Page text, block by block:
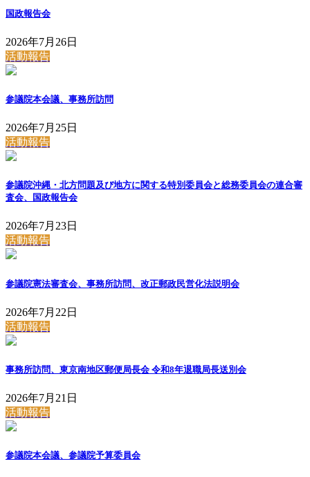
国政報告会
2026年7月26日
活動報告
参議院本会議、事務所訪問
2026年7月25日
活動報告
参議院沖縄・北方問題及び地方に関する特別委員会と総務委員会の連合審
査会、国政報告会
2026年7月23日
活動報告
参議院憲法審査会、事務所訪問、改正郵政民営化法説明会
2026年7月22日
活動報告
事務所訪問、東京南地区郵便局長会 令和8年退職局長送別会
2026年7月21日
活動報告
参議院本会議、参議院予算委員会